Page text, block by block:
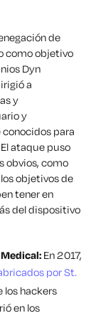
de
como objetivo
Dyn
a
y
y
para
ataque puso
obvios, como
objetivos de
tener en
del dispositivo
En 2017,
por St.
los hackers
en los